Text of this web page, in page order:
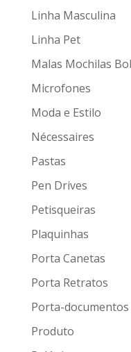
Linha Masculina
Linha Pet
Malas Mochilas
Microfones
Moda e Estilo
Nécessaires
Pastas
Pen Drives
Petisqueiras
Plaquinhas
Porta Canetas
Porta Retratos
Porta-documentos
Produto